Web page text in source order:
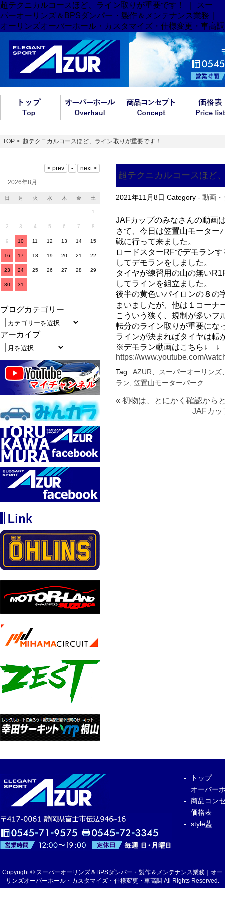
超テクニカルコースほど、ライン取りが重要です！ ｜ スー
パーオーリンズ＆BPSダンパー・製作＆メンテナンス業務｜
オーリンズオーバーホール・カスタマイズ・仕様変更・車高調
TOP > 超テクニカルコースほど、ライン取りが重要です！
超テクニカルコースほど
2021年11月8日 Category - 動画
JAFカップのみなさんの動画
さて、今日は笠置山モーター
戦に行って来ました。
ロードスターRFでデモラン
してデモランをしました。
タイヤが練習用の山の無い
してラインを組立ました。
後半の黄色いパイロンの８の
まいましたが、他は１コーナ
こういう狭く、規制が多いフ
転分のライン取りが重要にな
ラインが決まればタイヤは転
※デモラン動画はこちら
https://www.youtube.com/
Tag : AZUR、スーパーオーリンズ
ラン 笠置山モーターパーク
« 初物は、とにかく確認から
JAFカッ
2026年8月
日 月 火 水 木 金 土
1
2 3 4 5 6 7 8
9 10 11 12 13 14 15
16 17 18 19 20 21 22
23 24 25 26 27 28 29
30 31
ブログカテゴリー
アーカイブ
トップ
オーバー
商品コン
価格表
style藍
Copyright © スーパーオーリンズ＆BPSダンパー・製作＆メンテナンス業務｜オー
リンズオーバーホール・カスタマイズ・仕様変更・車高調 All Rights Reserved.